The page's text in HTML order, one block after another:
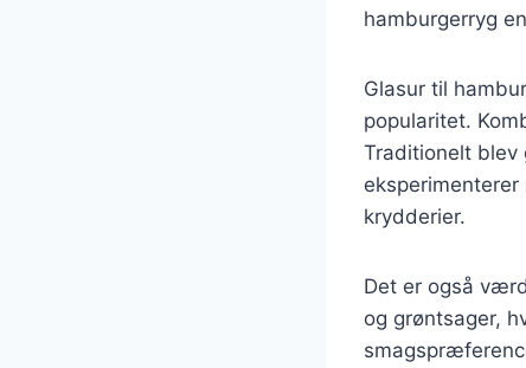
hamburgerryg
Glasur til
popularitet.
Traditionelt blev
krydderier.
Det er også
og grøntsager,